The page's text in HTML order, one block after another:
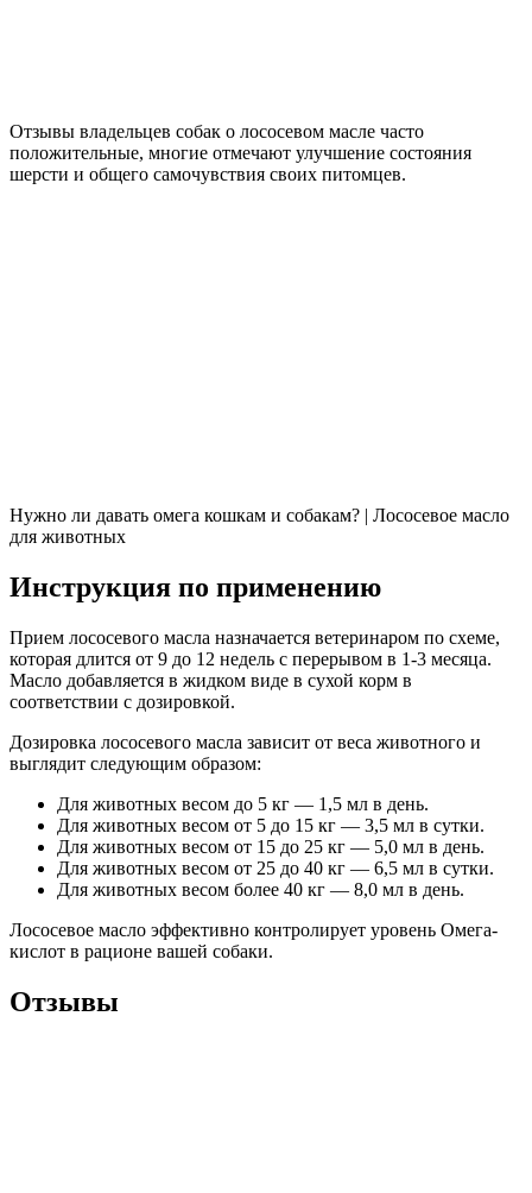
Отзывы владельцев собак о лососевом масле часто
положительные, многие отмечают улучшение состояния
шерсти и общего самочувствия своих питомцев.
Нужно ли давать омега кошкам и собакам? | Лососевое масло
для животных
Инструкция по применению
Прием лососевого масла назначается ветеринаром по схеме,
которая длится от 9 до 12 недель с перерывом в 1-3 месяца.
Масло добавляется в жидком виде в сухой корм в
соответствии с дозировкой.
Дозировка лососевого масла зависит от веса животного и
выглядит следующим образом:
Для животных весом до 5 кг — 1,5 мл в день.
Для животных весом от 5 до 15 кг — 3,5 мл в сутки.
Для животных весом от 15 до 25 кг — 5,0 мл в день.
Для животных весом от 25 до 40 кг — 6,5 мл в сутки.
Для животных весом более 40 кг — 8,0 мл в день.
Лососевое масло эффективно контролирует уровень Омега-
кислот в рационе вашей собаки.
Отзывы